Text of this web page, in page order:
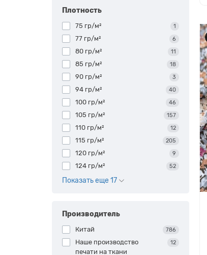
Плотность
75 гр/м² 1
77 гр/м² 6
80 гр/м² 11
85 гр/м² 18
90 гр/м² 3
94 гр/м² 40
100 гр/м² 46
105 гр/м² 157
110 гр/м² 12
115 гр/м² 205
120 гр/м² 9
124 гр/м² 52
Показать еще 17
Производитель
Китай 786
Наше производство
печати на ткани
12